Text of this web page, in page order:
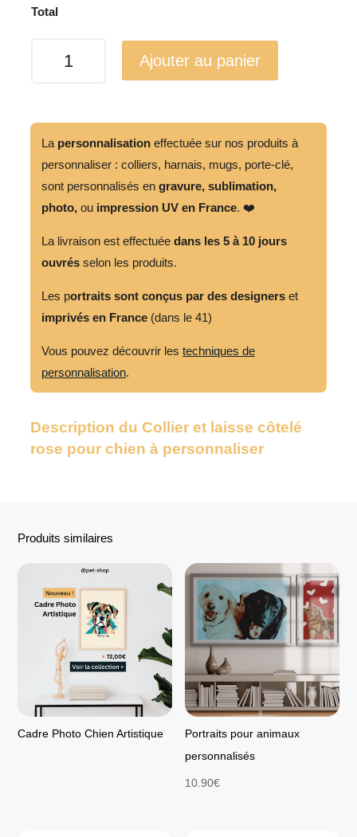
Total
personnaliser
Ajouter au panier
La personnalisation effectuée sur nos produits à
personnaliser : colliers, harnais, mugs, porte-clé,
sont personnalisés engravure, sublimation,
photo, ou impression UV en France. ❤️
La livraison est effectuéedans les 5 à 10 jours
ouvrés selon les produits.
Les portraits sont conçus par des designers et
imprivés en France (dans le 41)
Vous pouvez découvrir lestechniques de
personnalisation.
Description du Collier et laisse côtelé
rose pour chien à personnaliser
Produits similaires
Cadre Photo Chien Artistique
Portraits pour animaux
personnalisés
10.90€